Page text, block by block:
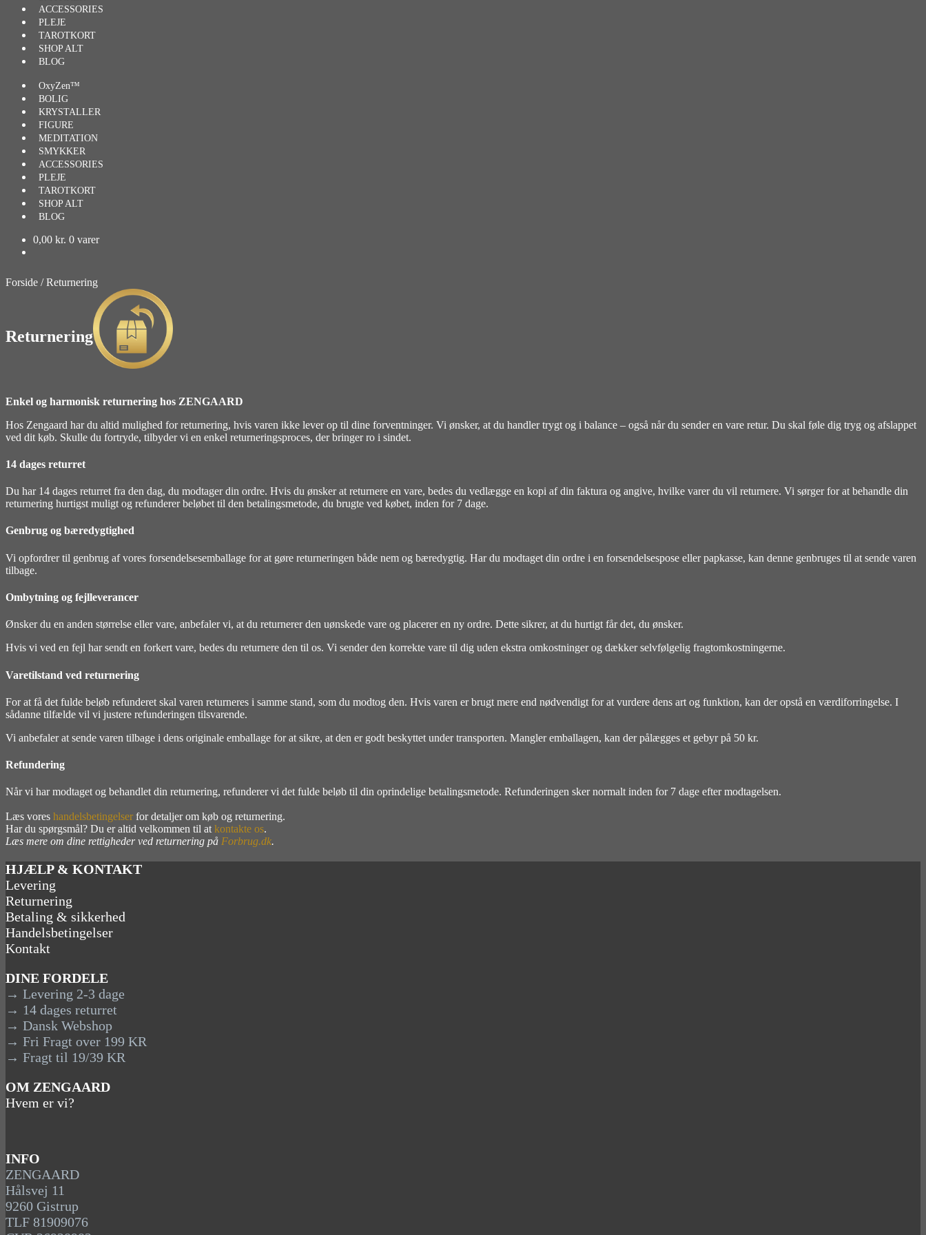
ACCESSORIES
PLEJE
TAROTKORT
SHOP ALT
BLOG
OxyZen™
BOLIG
KRYSTALLER
FIGURE
MEDITATION
SMYKKER
ACCESSORIES
PLEJE
TAROTKORT
SHOP ALT
BLOG
0,00 kr. 0 varer
Forside /Returnering
Returnering
Enkel og harmonisk returnering hos ZENGAARD
Hos Zengaard har du altid mulighed for returnering, hvis varen ikke lever op til dine forventninger. Vi ønsker, at du handler trygt og i balance – også når du sender en vare retur. Du skal føle dig tryg og afslappet
ved dit køb. Skulle du fortryde, tilbyder vi en enkel returneringsproces, der bringer ro i sindet.
14 dages returret
Du har 14 dages returret fra den dag, du modtager din ordre. Hvis du ønsker at returnere en vare, bedes du vedlægge en kopi af din faktura og angive, hvilke varer du vil returnere. Vi sørger for at behandle din
returnering hurtigst muligt og refunderer beløbet til den betalingsmetode, du brugte ved købet, inden for 7 dage.
Genbrug og bæredygtighed
Vi opfordrer til genbrug af vores forsendelsesemballage for at gøre returneringen både nem og bæredygtig. Har du modtaget din ordre i en forsendelsespose eller papkasse, kan denne genbruges til at sende varen
tilbage.
Ombytning og fejlleverancer
Ønsker du en anden størrelse eller vare, anbefaler vi, at du returnerer den uønskede vare og placerer en ny ordre. Dette sikrer, at du hurtigt får det, du ønsker.
Hvis vi ved en fejl har sendt en forkert vare, bedes du returnere den til os. Vi sender den korrekte vare til dig uden ekstra omkostninger og dækker selvfølgelig fragtomkostningerne.
Varetilstand ved returnering
For at få det fulde beløb refunderet skal varen returneres i samme stand, som du modtog den. Hvis varen er brugt mere end nødvendigt for at vurdere dens art og funktion, kan der opstå en værdiforringelse. I
sådanne tilfælde vil vi justere refunderingen tilsvarende.
Vi anbefaler at sende varen tilbage i dens originale emballage for at sikre, at den er godt beskyttet under transporten. Mangler emballagen, kan der pålægges et gebyr på 50 kr.
Refundering
Når vi har modtaget og behandlet din returnering, refunderer vi det fulde beløb til din oprindelige betalingsmetode. Refunderingen sker normalt inden for 7 dage efter modtagelsen.
Læs vores handelsbetingelser for detaljer om køb og returnering.
Har du spørgsmål? Du er altid velkommen til at kontakte os.
Læs mere om dine rettigheder ved returnering på Forbrug.dk.
HJÆLP & KONTAKT
Levering
Returnering
Betaling & sikkerhed
Handelsbetingelser
Kontakt
DINE FORDELE
→ Levering 2-3 dage
→ 14 dages returret
→ Dansk Webshop
→ Fri Fragt over 199 KR
→ Fragt til 19/39 KR
OM ZENGAARD
Hvem er vi?
INFO
ZENGAARD
Hålsvej 11
9260 Gistrup
TLF 81909076